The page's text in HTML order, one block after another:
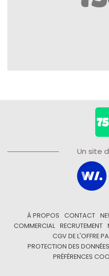
Un site
À PROPOS CONTACT
COMMERCIAL
RECRUTEMENT
CGV DE L'OFFRE
PROTECTION DES
PRÉFÉRENCES